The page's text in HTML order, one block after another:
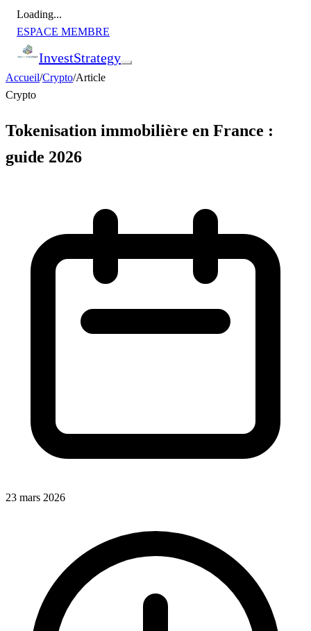
Loading...
ESPACE MEMBRE
InvestStrategy
Accueil/Crypto/Article
Crypto
Tokenisation immobilière en France :
guide 2026
23 mars 2026